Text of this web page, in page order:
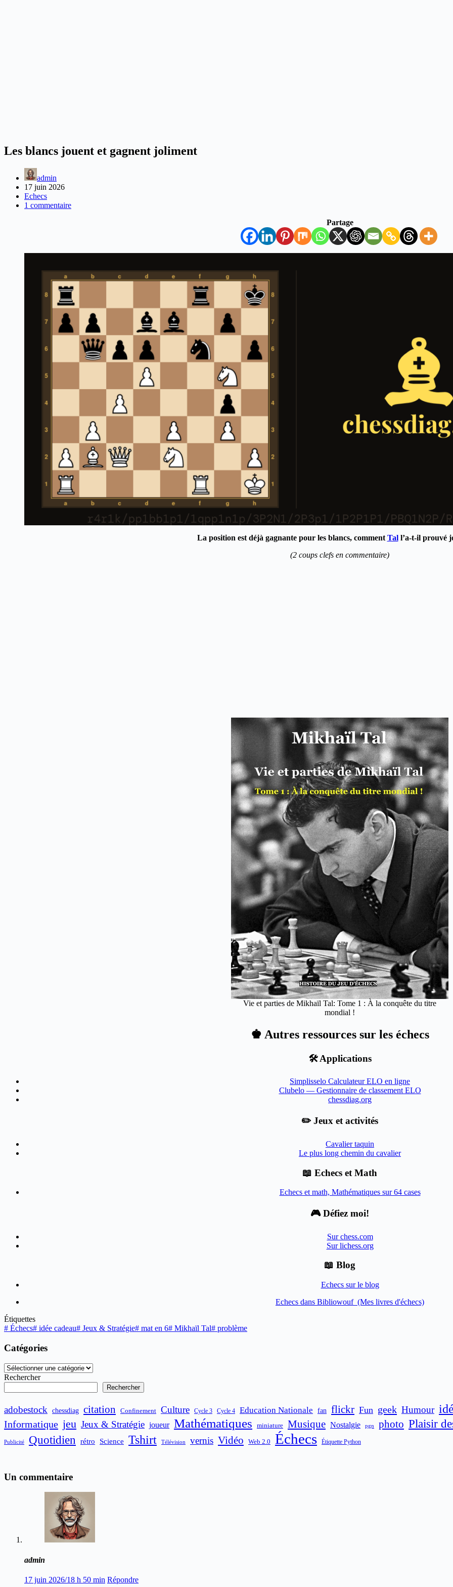
Les blancs jouent et gagnent joliment
admin
17 juin 2026
Echecs
1 commentaire
Partage
La position est déjà gagnante pour les blancs, comment Tall’a-t-il prouvé
(2 coups clefs en commentaire)
Vie et parties de Mikhaïl Tal: Tome 1 : À la conquête du titre
mondial !
♚ Autres ressources sur les échecs
🛠️ Applications
Simplisselo Calculateur ELO en ligne
Clubelo — Gestionnaire de classement ELO
chessdiag.org
✏️ Jeux et activités
Cavalier taquin
Le plus long chemin du cavalier
📖 Echecs et Math
Echecs et math, Mathématiques sur 64 cases
🎮 Défiez moi!
Sur chess.com
Sur lichess.org
📖 Blog
Echecs sur le blog
Echecs dans Bibliowouf (Mes livres d'échecs)
Étiquettes
# Échecs# idée cadeau# Jeux & Stratégie# mat en 6# Mikhaïl Tal# problème
Catégories
Catégories
Rechercher
Rechercher
adobestock chessdiag citation Confinement Culture Cycle 3 Cycle 4 Education Nationale fan flickr Fun geek Humour
Informatique jeu Jeux & Stratégie joueur Mathématiques miniature Musique Nostalgie pgn photo Plaisir
Publicité Quotidien rétro Science Tshirt Télévision vernis Vidéo Web 2.0 Échecs Étiquette Python
Un commentaire
admin
17 juin 2026/18 h 50 min Répondre